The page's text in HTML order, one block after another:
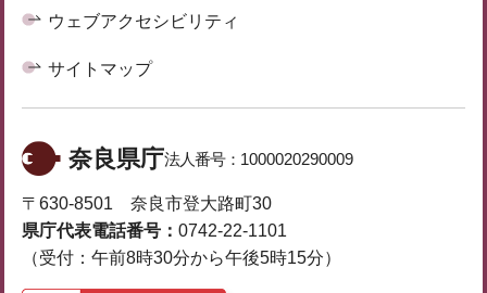
ウェブアクセシビリティ
サイトマップ
奈良県庁法人番号： 1000020290009
〒630-8501 奈良市登大路町30
県庁代表電話番号： 0742-22-1101
（受付：午前8時30分から午後5時15分）